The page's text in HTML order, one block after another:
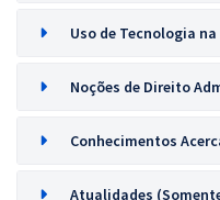
Uso de Tecnologia
Noções de Direito
Conhecimentos
Atualidades